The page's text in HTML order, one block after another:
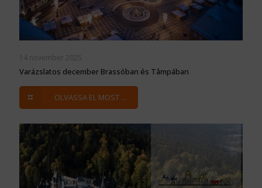
14 november 2025
Varázslatos december Brassóban és Tâmpában
OLVASSA EL MOST ...